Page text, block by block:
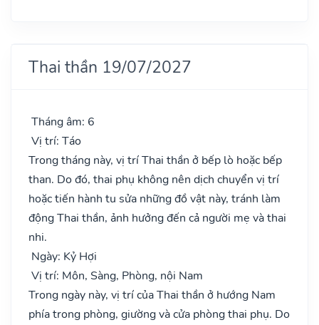
Thai thần 19/07/2027
Tháng âm: 6
Vị trí: Táo
Trong tháng này, vị trí Thai thần ở bếp lò hoặc bếp
than. Do đó, thai phụ không nên dịch chuyển vị trí
hoặc tiến hành tu sửa những đồ vật này, tránh làm
động Thai thần, ảnh hưởng đến cả người mẹ và thai
nhi.
Ngày: Kỷ Hợi
Vị trí: Môn, Sàng, Phòng, nội Nam
Trong ngày này, vị trí của Thai thần ở hướng Nam
phía trong phòng, giường và cửa phòng thai phụ. Do